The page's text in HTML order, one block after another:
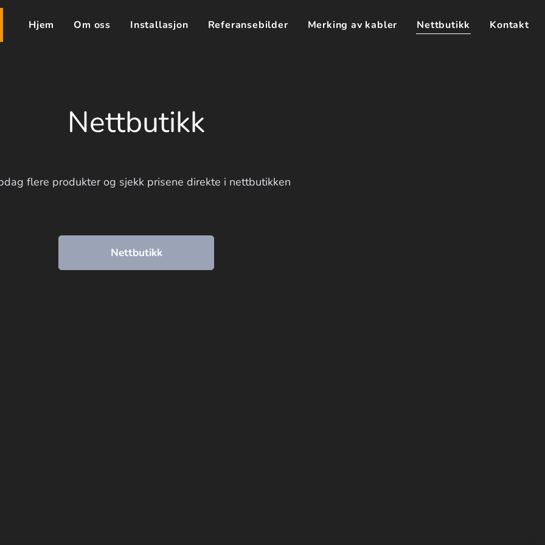
Hjem Om oss Installasjon Referansebilder Merking av kabler Nettbutikk Kontakt
Nettbutikk
flere produkter og sjekk prisene direkte i nettbutikken
Nettbutikk